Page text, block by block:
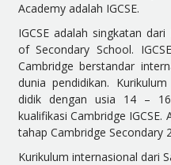
Academy adalah IGCSE.
IGCSE adalah singkatan
of Secondary School.
Cambridge berstandar
dunia pendidikan.
didik dengan usia 14 –
kualifikasi Cambridge IGCSE.
tahap Cambridge Secondary
Kurikulum internasional dari